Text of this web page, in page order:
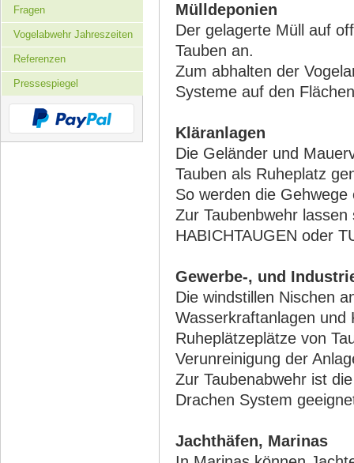
Fragen
Vogelabwehr Jahreszeiten
Referenzen
Pressespiegel
Mülldeponien
Der gelagerte Müll auf
Tauben an.
Zum abhalten der
Systeme auf den
Kläranlagen
Die Geländer und
Tauben als Ruheplatz
So werden die
Zur Taubenbwehr
HABICHTAUGEN oder
Gewerbe-, und
Die windstillen Nischen
Wasserkraftanlagen und
Ruheplätzeplätze von
Verunreinigung der
Zur Taubenabwehr ist
Drachen System
Jachthäfen, Marinas